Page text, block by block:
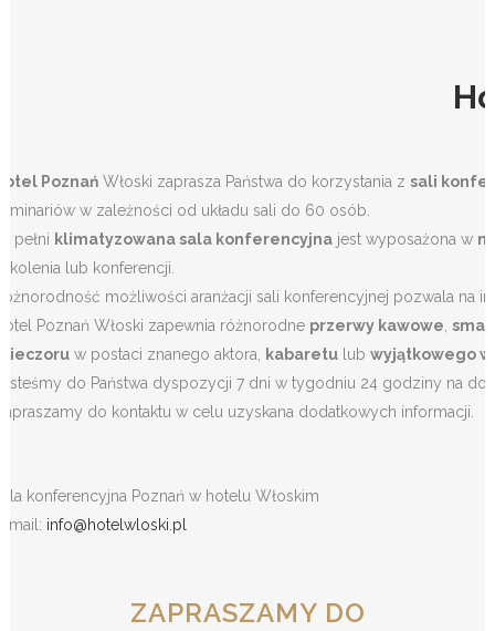
PoznańWłoski zaprasza Państwa do korzystania z sali
w zależności od układu sali do 60 osób.
pełni klimatyzowana sala konferencyjnajest wyposażona w
lub konferencji.
możliwości aranżacji sali konferencyjnej pozwala na
Poznań Włoski zapewnia różnorodne przerwy kawowe
w postaci znanego aktora, kabaretulub wyjątkowego
do Państwa dyspozycji 7 dni w tygodniu 24 godziny na
do kontaktu w celu uzyskana dodatkowych informacji.
konferencyjna Poznań w hotelu Włoskim
mail: info@hotelwloski.pl
ZAPRASZAMY DO